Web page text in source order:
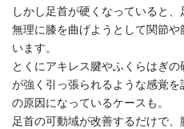
しかし足首が硬くなっていると、
無理に膝を曲げようとして関節
います。
とくにアキレス腱やふくらはぎ
が強く引っ張られるような感覚
の原因になっているケースも。
足首の可動域が改善するだけで